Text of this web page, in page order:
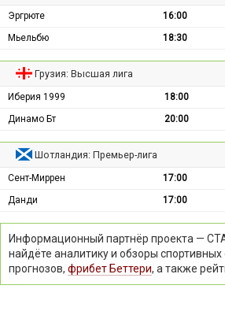
Эргрюте 16:00
Мьельбю
18:30
Грузия: Высшая лига
Иберия 1999 18:00
Динамо Бт
20:00
Шотландия: Премьер-лига
Сент-Миррен 17:00
Данди
17:00
Информационный партнёр проекта —
найдёте аналитику и обзоры
прогнозов, фрибет Беттери, а также